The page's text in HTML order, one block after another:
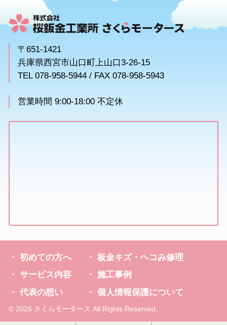
〒651-1421
兵庫県西宮市山口町上山口3-26-15
TEL 078-958-5944 / FAX 078-958-5943
営業時間 9:00-18:00 不定休
初めての方へ
板金キズ・ヘコみ修理
サービス内容
施工事例
代表の想い
個人情報保護について
© 2026 さくらモータース All Rights Reserved.